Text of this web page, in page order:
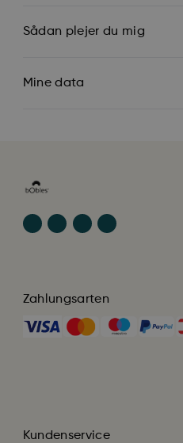
Sådan plejer du mig
Mine data
Zahlungsarten
Kundenservice